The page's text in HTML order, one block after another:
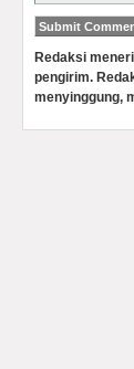
Redaksi
pengirim.
menyinggung,